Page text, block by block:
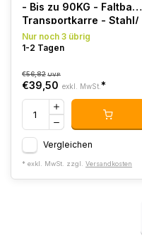
- Bis zu 90KG - Faltbare
Transportkarre - Stahl/
Aluminium
Nur noch 3 übrig
1-2 Tagen
€56,82 UVP
€39,50 exkl. MwSt. *
Vergleichen
* exkl. MwSt. zzgl. Versandkosten